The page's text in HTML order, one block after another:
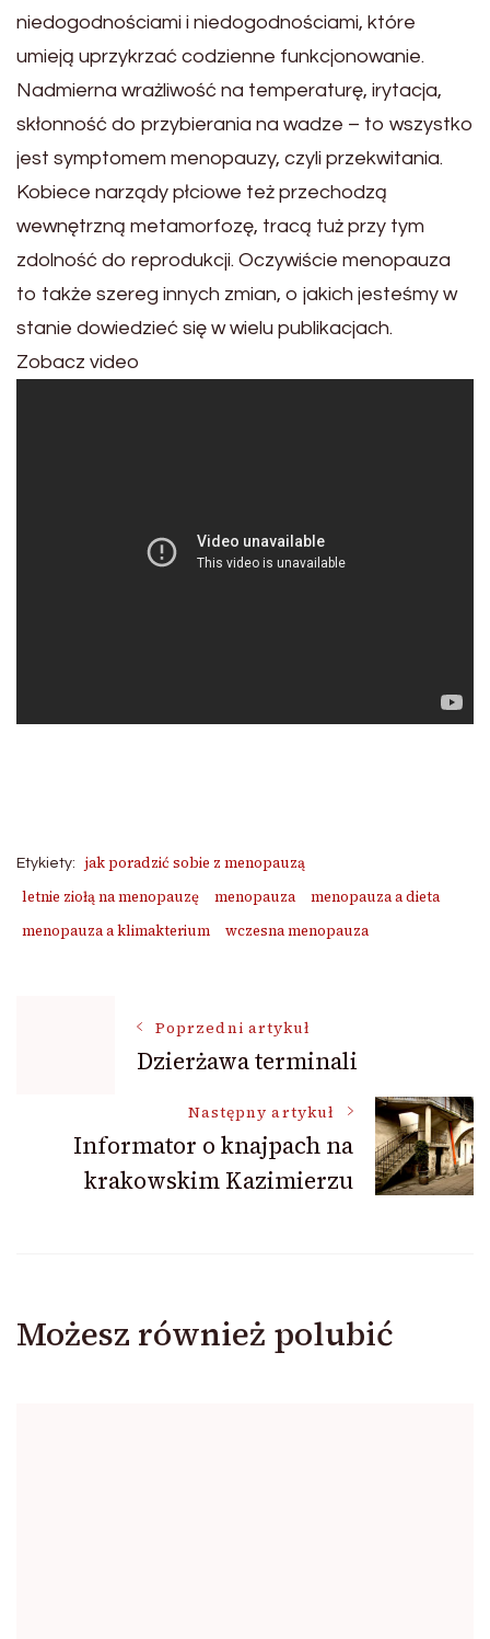
niedogodnościami i niedogodnościami, które
umieją uprzykrzać codzienne funkcjonowanie.
Nadmierna wrażliwość na temperaturę, irytacja,
skłonność do przybierania na wadze – to wszystko
jest symptomem menopauzy, czyli przekwitania.
Kobiece narządy płciowe też przechodzą
wewnętrzną metamorfozę, tracą tuż przy tym
zdolność do reprodukcji. Oczywiście menopauza
to także szereg innych zmian, o jakich jesteśmy w
stanie dowiedzieć się w wielu publikacjach.
Zobacz video
Etykiety:
jak poradzić sobie z menopauzą
letnie ziołą na menopauzę
menopauza
menopauza a dieta
menopauza a klimakterium
wczesna menopauza
NawigacjaPoprzedni artykuł
Dzierżawa terminali
Następny artykuł
Informator o knajpach na
krakowskim Kazimierzu
Możesz również polubić